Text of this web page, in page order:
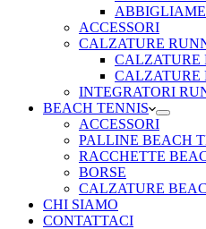
ACCESSORI
CALZATURE
CALZATURE
CALZATURE
INTEGRATORI
BEACH TENNIS
ACCESSORI
PALLINE BEACH
RACCHETTE
BORSE
CALZATURE
CHI SIAMO
CONTATTACI